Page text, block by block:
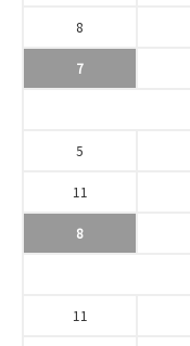
8
7
5
11
8
11